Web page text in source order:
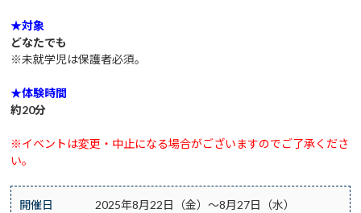
★対象
どなたでも
※未就学児は保護者必須。
★体験時間
約20分
※イベントは変更・中止になる場合がございますのでご了承くださ
い。
開催日 2025年8月22日（金）～8月27日（水）